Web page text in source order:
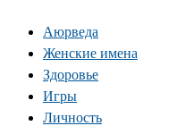
Аюрведа
Женские имена
Здоровье
Игры
Личность